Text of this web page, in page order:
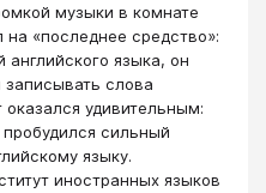
музыки в комнате
«последнее средство»:
языка, он
слова
удивительным:
сильный
языку.
иностранных языков